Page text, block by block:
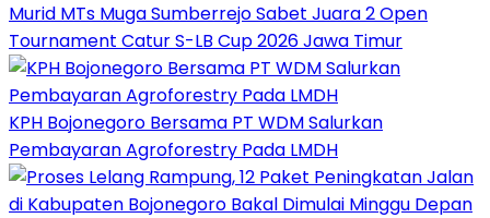
Murid MTs Muga Sumberrejo Sabet Juara 2 Open
Tournament Catur S-LB Cup 2026 Jawa Timur
KPH Bojonegoro Bersama PT WDM Salurkan
Pembayaran Agroforestry Pada LMDH